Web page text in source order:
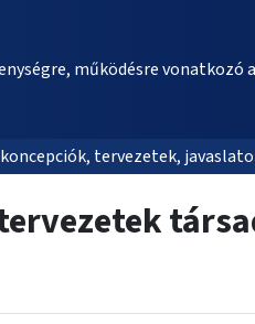
működésre vonatkozó
tervezetek,